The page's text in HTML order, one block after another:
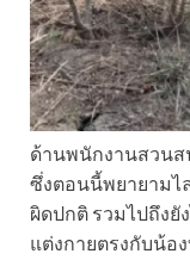
ด้านพนักงานสวนส
ซึ่งตอนนี้พยายามไ
ผิดปกติ รวมไปถึง
แต่งกายตรงกับน้อ